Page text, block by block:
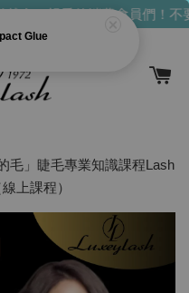
多！親愛的消費會員們！不
毛」睫毛專業知識課程Lash
上課程）